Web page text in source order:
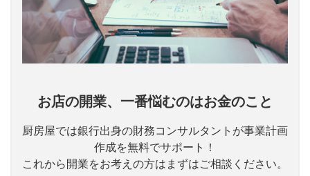
お店の開業、一番悩むのはお金のこと
厨房屋では銀行出身の財務コンサルタントが事業計画
作成を無料でサポート！
これから開業をお考えの方はまずはご相談ください。